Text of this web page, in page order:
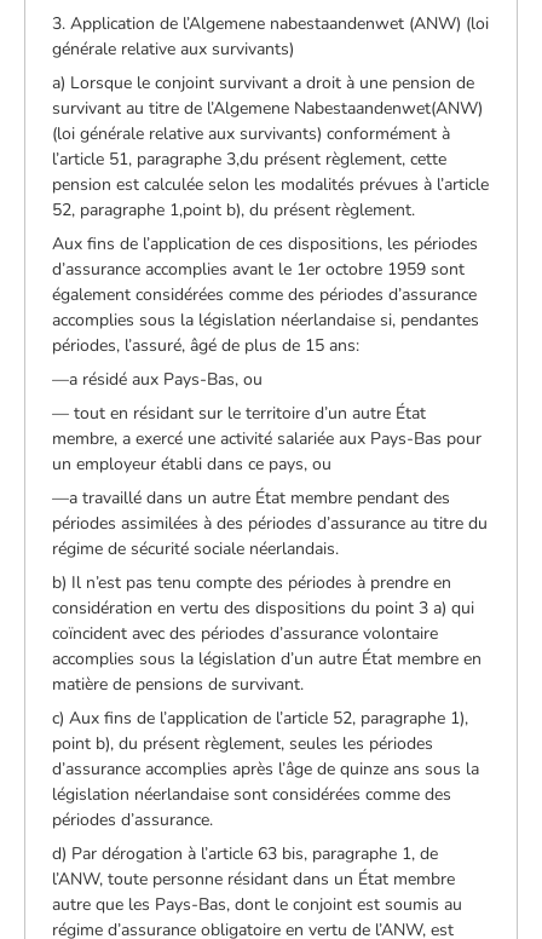
3. Application de l’Algemene nabestaandenwet (ANW) (loi
générale relative aux survivants)
a) Lorsque le conjoint survivant a droit à une pension de
survivant au titre de l’Algemene Nabestaandenwet(ANW)
(loi générale relative aux survivants) conformément à
l’article 51, paragraphe 3,du présent règlement, cette
pension est calculée selon les modalités prévues à l’article
52, paragraphe 1,point b), du présent règlement.
Aux fins de l’application de ces dispositions, les périodes
d’assurance accomplies avant le 1er octobre 1959 sont
également considérées comme des périodes d’assurance
accomplies sous la législation néerlandaise si, pendantes
périodes, l’assuré, âgé de plus de 15 ans:
—a résidé aux Pays-Bas, ou
— tout en résidant sur le territoire d’un autre État
membre, a exercé une activité salariée aux Pays-Bas pour
un employeur établi dans ce pays, ou
—a travaillé dans un autre État membre pendant des
périodes assimilées à des périodes d’assurance au titre du
régime de sécurité sociale néerlandais.
b) Il n’est pas tenu compte des périodes à prendre en
considération en vertu des dispositions du point 3 a) qui
coïncident avec des périodes d’assurance volontaire
accomplies sous la législation d’un autre État membre en
matière de pensions de survivant.
c) Aux fins de l’application de l’article 52, paragraphe 1),
point b), du présent règlement, seules les périodes
d’assurance accomplies après l’âge de quinze ans sous la
législation néerlandaise sont considérées comme des
périodes d’assurance.
d) Par dérogation à l’article 63 bis, paragraphe 1, de
l’ANW, toute personne résidant dans un État membre
autre que les Pays-Bas, dont le conjoint est soumis au
régime d’assurance obligatoire en vertu de l’ANW, est